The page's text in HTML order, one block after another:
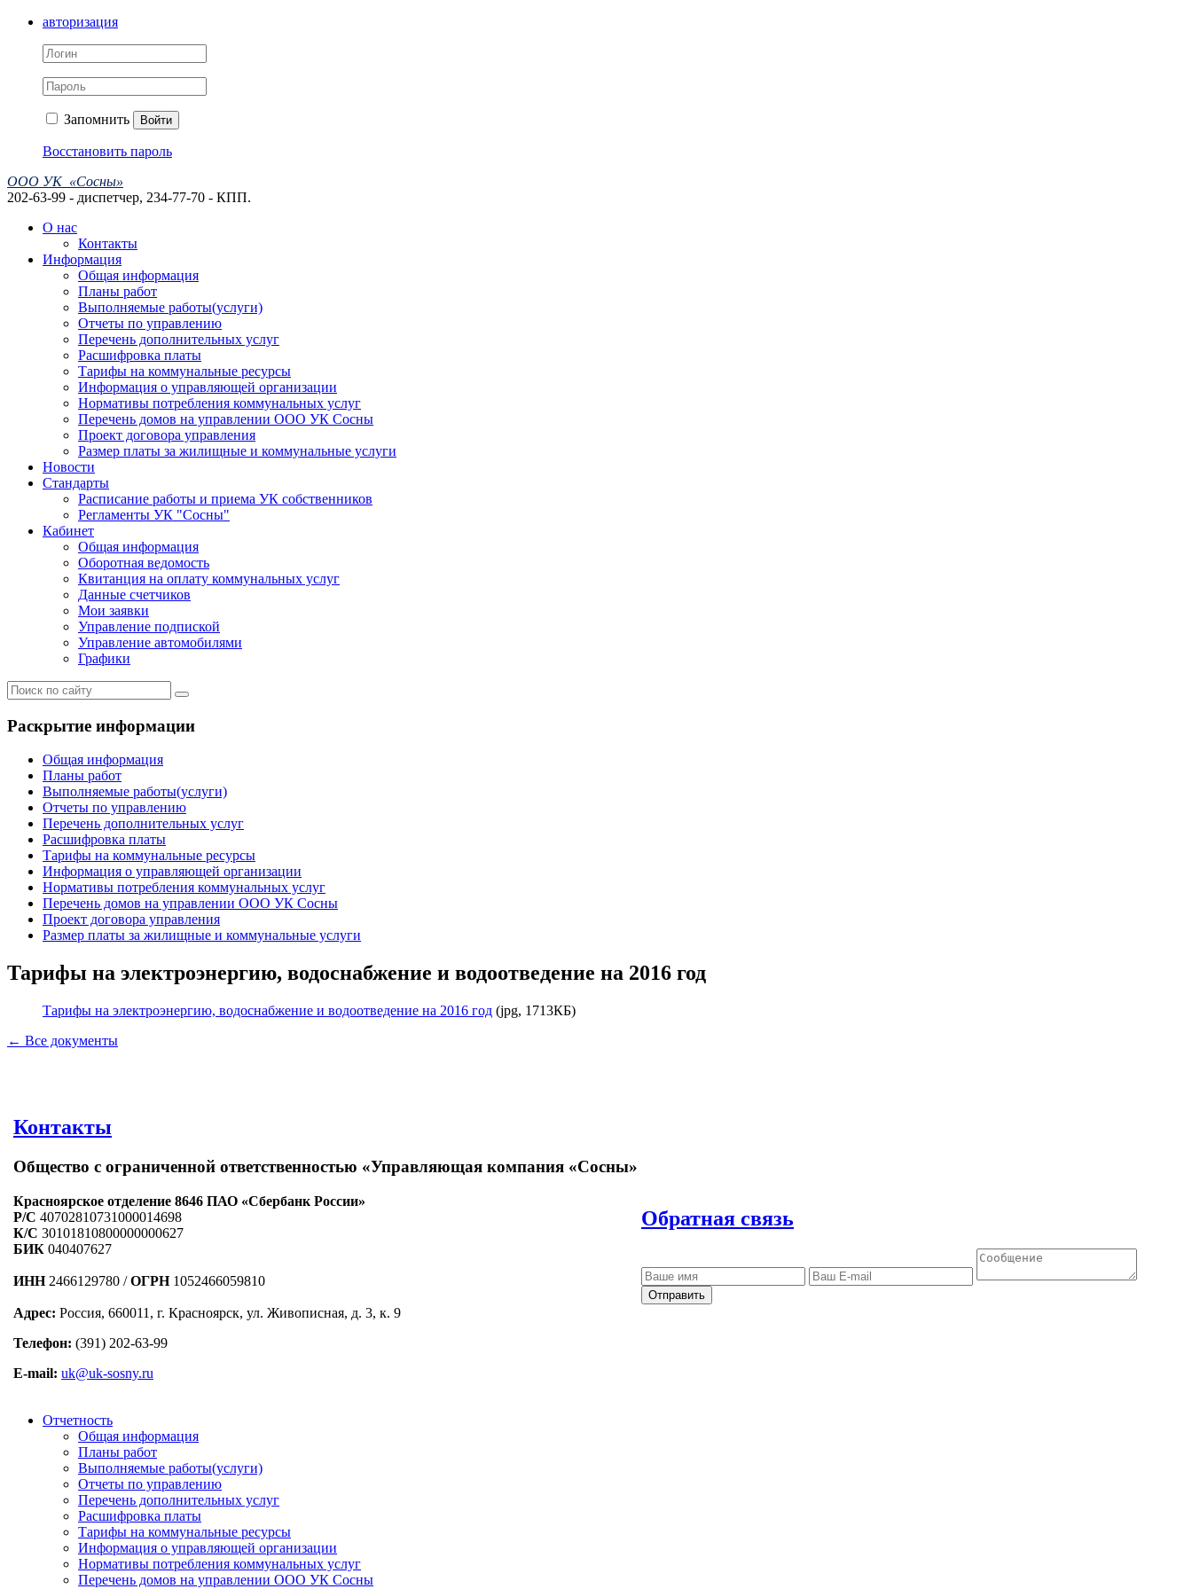
авторизация
Запомнить Войти
Восстановить пароль
ООО УК «Сосны»
202-63-99 - диспетчер, 234-77-70 - КПП.
О нас
Контакты
Информация
Общая информация
Планы работ
Выполняемые работы(услуги)
Отчеты по управлению
Перечень дополнительных услуг
Расшифровка платы
Тарифы на коммунальные ресурсы
Информация о управляющей организации
Нормативы потребления коммунальных услуг
Перечень домов на управлении ООО УК Сосны
Проект договора управления
Размер платы за жилищные и коммунальные услуги
Новости
Стандарты
Расписание работы и приема УК собственников
Регламенты УК "Сосны"
Кабинет
Общая информация
Оборотная ведомость
Квитанция на оплату коммунальных услуг
Данные счетчиков
Мои заявки
Управление подпиской
Управление автомобилями
Графики
Раскрытие информации
Общая информация
Планы работ
Выполняемые работы(услуги)
Отчеты по управлению
Перечень дополнительных услуг
Расшифровка платы
Тарифы на коммунальные ресурсы
Информация о управляющей организации
Нормативы потребления коммунальных услуг
Перечень домов на управлении ООО УК Сосны
Проект договора управления
Размер платы за жилищные и коммунальные услуги
Тарифы на электроэнергию, водоснабжение и водоотведение на 2016 год
Тарифы на электроэнергию, водоснабжение и водоотведение на 2016 год (jpg, 1713КБ)
← Все документы
Контакты
Общество с ограниченной ответственностью «Управляющая компания «Сосны»
Красноярское отделение 8646 ПАО «Сбербанк России»
Р/C 40702810731000014698
К/С 30101810800000000627
БИК 040407627
ИНН 2466129780 /ОГРН 1052466059810
Адрес: Россия, 660011, г. Красноярск, ул. Живописная, д. 3, к. 9
Телефон: (391) 202-63-99
E-mail: uk@uk-sosny.ru
Обратная связь
Отправить
Отчетность
Общая информация
Планы работ
Выполняемые работы(услуги)
Отчеты по управлению
Перечень дополнительных услуг
Расшифровка платы
Тарифы на коммунальные ресурсы
Информация о управляющей организации
Нормативы потребления коммунальных услуг
Перечень домов на управлении ООО УК Сосны